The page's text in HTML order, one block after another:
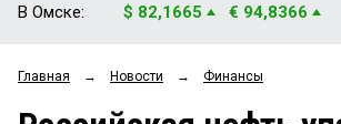
ОБЩЕСТВО
В Омске: $ 82,1665 € 94,8366
Главная → Новости → Финансы